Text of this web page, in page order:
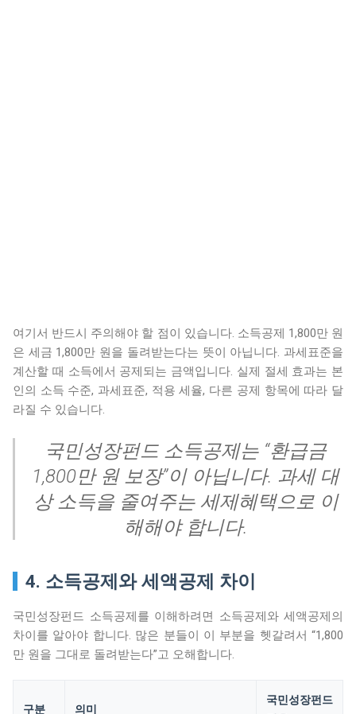
여기서 반드시 주의해야 할 점이 있습니다. 소득공제 1,800만 원
은 세금 1,800만 원을 돌려받는다는 뜻이 아닙니다. 과세표준을
계산할 때 소득에서 공제되는 금액입니다. 실제 절세 효과는 본
인의 소득 수준, 과세표준, 적용 세율, 다른 공제 항목에 따라 달
라질 수 있습니다.
국민성장펀드 소득공제는 “환급금
1,800만 원 보장”이 아닙니다. 과세 대
상 소득을 줄여주는 세제혜택으로 이
해해야 합니다.
4. 소득공제와 세액공제 차이
국민성장펀드 소득공제를 이해하려면 소득공제와 세액공제의
차이를 알아야 합니다. 많은 분들이 이 부분을 헷갈려서 “1,800
만 원을 그대로 돌려받는다”고 오해합니다.
구분 의미
국민성장펀드